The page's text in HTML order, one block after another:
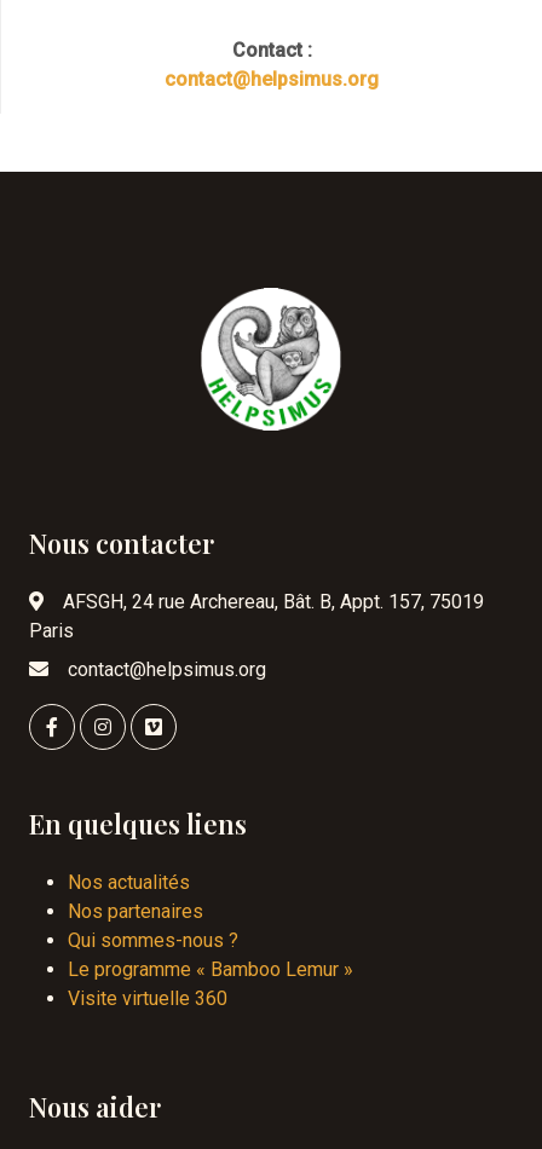
Contact :
contact@helpsimus.org
Nous contacter
AFSGH, 24 rue Archereau, Bât. B, Appt. 157, 75019
Paris
contact@helpsimus.org
En quelques liens
Nos actualités
Nos partenaires
Qui sommes-nous ?
Le programme « Bamboo Lemur »
Visite virtuelle 360
Nous aider